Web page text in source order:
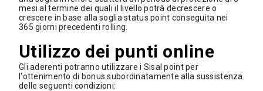
mesi al termine dei quali il livello potrà decrescere o
crescere in base alla soglia status point conseguita nei
365 giorni precedenti rolling.
Utilizzo dei punti online
Gli aderenti potranno utilizzare i Sisal point per
l'ottenimento di bonus subordinatamente alla sussistenza
delle seguenti condizioni: